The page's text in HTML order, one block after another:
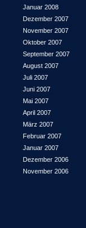
Januar 2008
Dezember 2007
November 2007
Oktober 2007
September 2007
August 2007
Juli 2007
Juni 2007
Mai 2007
April 2007
März 2007
Februar 2007
Januar 2007
Dezember 2006
November 2006